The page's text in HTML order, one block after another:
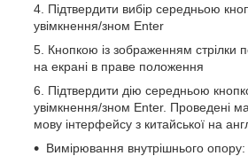
Підтвердити вибір середньою
увімкнення/зном Enter
Кнопкою із зображенням стрілки
на екрані в праве положення
Підтвердити дію середньою
увімкнення/зном Enter. Проведені
мову інтерфейсу з китайської на
Вимірювання внутрішнього опору: